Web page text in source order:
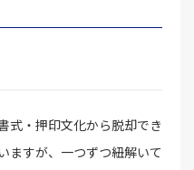
式・押印文化から脱却でき
ますが、一つずつ紐解いて